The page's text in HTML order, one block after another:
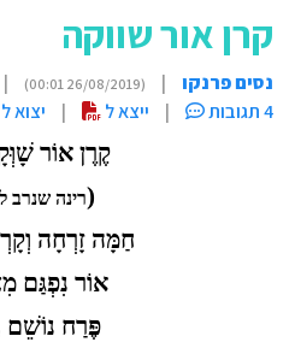
קרן אור שווקה
נסים פרנקו |
(26/08/2019 00:01)
|
4 תגובות
| ייצא ל | יצוא ל
קֶרֶן אוֹר
(רינה שנרב
חַמָּה זָרְחָה
אוֹר נִפְגַּם
פֶּרַח נוֹשֵׁם